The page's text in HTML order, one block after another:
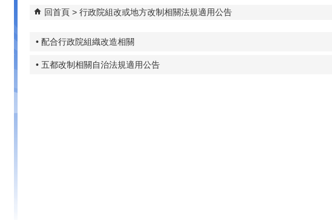
回首頁 行政院組改或地方改制相關法規適用公告
• 配合行政院組織改造相關
• 五都改制相關自治法規適用公告